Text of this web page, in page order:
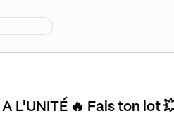
L'UNITÉ 🔥 Fais ton lot